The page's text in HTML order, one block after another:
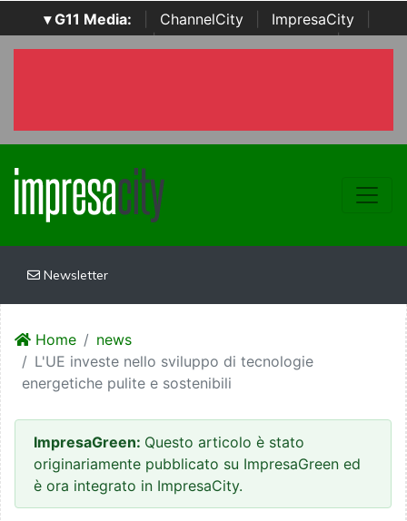
▾ G11 Media: ChannelCity ImpresaCity
SecurityOpenLab | Italian Channel Awards | Italian
Newsletter
Home
news
L'UE investe nello sviluppo di tecnologie
energetiche pulite e sostenibili
ImpresaGreen: Questo articolo è stato
originariamente pubblicato su ImpresaGreen ed
è ora integrato in ImpresaCity.